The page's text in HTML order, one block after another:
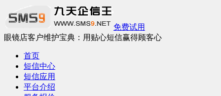
免费试用
眼镜店客户维护宝典：用贴心短信赢得顾客心
首页
短信中心
短信应用
平台介绍